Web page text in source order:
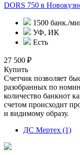
DORS 750 в
1500 банк./
УФ, ИК
Есть
27 500 ₽
Купить
Счетчик позволяет
разобранных по
количество банкнот
счетом происходит
и видимому образу.
ДС Мертех (1)